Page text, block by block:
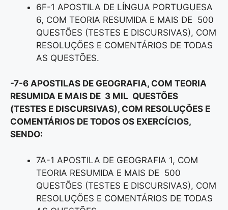
6F-1 APOSTILA DE LÍNGUA PORTUGUESA
6, COM TEORIA RESUMIDA E MAIS DE 500
QUESTÕES (TESTES E DISCURSIVAS), COM
RESOLUÇÕES E COMENTÁRIOS DE TODAS
AS QUESTÕES.
-7-6 APOSTILAS DE GEOGRAFIA, COM TEORIA
RESUMIDA E MAIS DE 3 MIL QUESTÕES
(TESTES E DISCURSIVAS), COM RESOLUÇÕES E
COMENTÁRIOS DE TODOS OS EXERCÍCIOS,
SENDO:
7A-1 APOSTILA DE GEOGRAFIA 1, COM
TEORIA RESUMIDA E MAIS DE 500
QUESTÕES (TESTES E DISCURSIVAS), COM
RESOLUÇÕES E COMENTÁRIOS DE TODAS